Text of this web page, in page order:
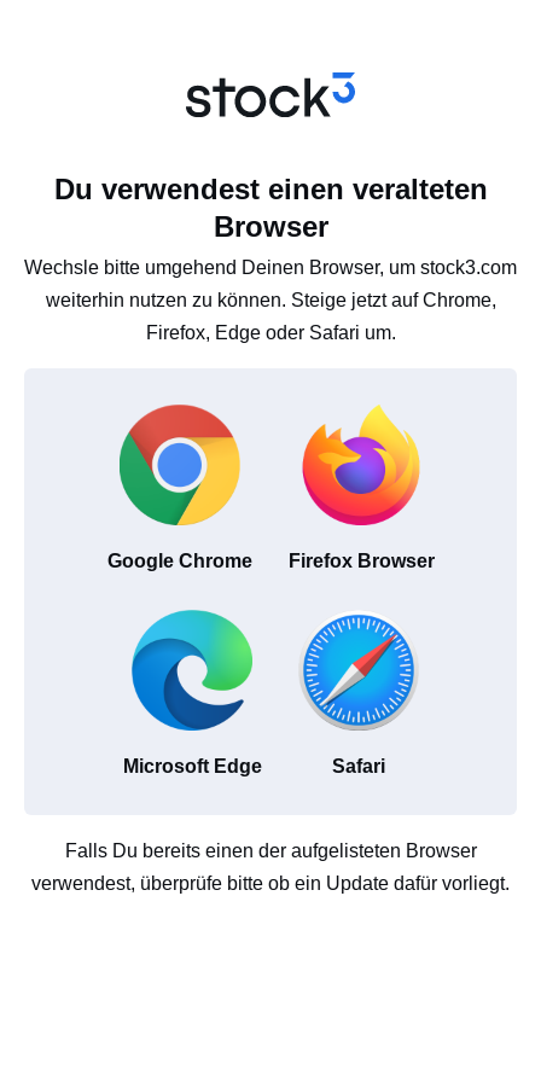
Du verwendest einen veralteten
Browser
Wechsle bitte umgehend Deinen Browser, um stock3.com
weiterhin nutzen zu können. Steige jetzt auf Chrome,
Firefox, Edge oder Safari um.
Google Chrome Firefox Browser
Microsoft Edge Safari
Falls Du bereits einen der aufgelisteten Browser
verwendest, überprüfe bitte ob ein Update dafür vorliegt.